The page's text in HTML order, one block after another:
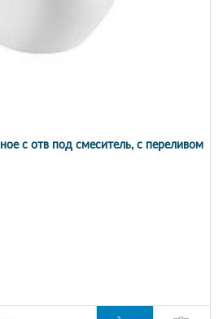
с отв под смеситель, с переливом